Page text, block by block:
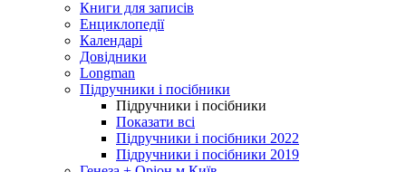
Книги для записів
Енциклопедії
Календарі
Довідники
Longman
Підручники і посібники
Підручники і посібники
Показати всі
Підручники і посібники 2022
Підручники і посібники 2019